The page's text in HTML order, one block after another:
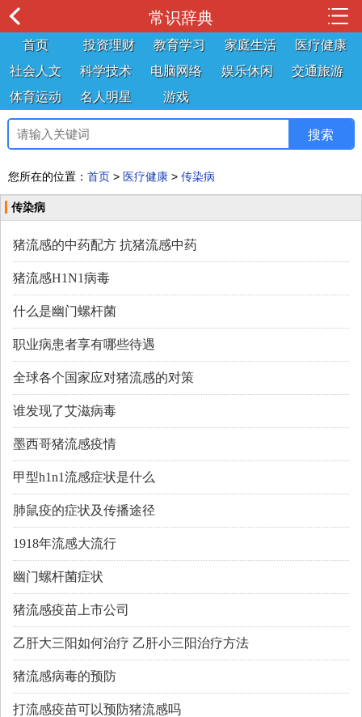
常识辞典
首页 投资理财 教育学习 家庭生活
医疗健康
社会人文
科学技术 电脑网络 娱乐休闲
交通旅游
体育运动
名人明星 游戏
您所在的位置： 首页 > 医疗健康 > 传染病
传染病
猪流感的中药配方 抗猪流感中药
猪流感H1N1病毒
什么是幽门螺杆菌
职业病患者享有哪些待遇
全球各个国家应对猪流感的对策
谁发现了艾滋病毒
墨西哥猪流感疫情
甲型h1n1流感症状是什么
肺鼠疫的症状及传播途径
1918年流感大流行
幽门螺杆菌症状
猪流感疫苗上市公司
乙肝大三阳如何治疗 乙肝小三阳治疗方法
猪流感病毒的预防
打流感疫苗可以预防猪流感吗